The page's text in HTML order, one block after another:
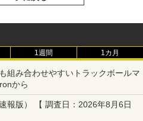
1週間 1カ月
組み合わせやすいトラックボールマ
から
報版） 【 調査日：2026年8月6日